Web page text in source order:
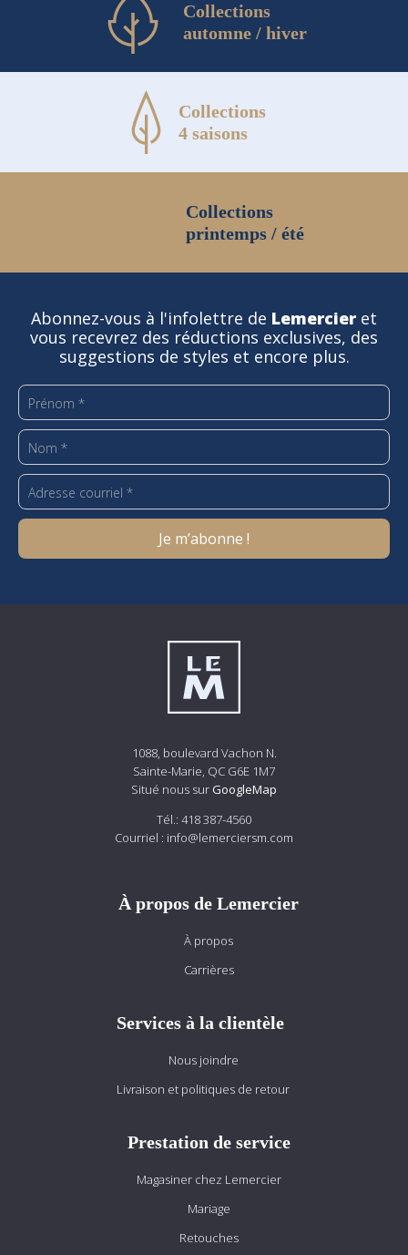
Collections
automne / hiver
Collections
4 saisons
Collections
printemps / été
Abonnez-vous à l'infolettre de Lemercier et
vous recevrez des réductions exclusives, des
suggestions de styles et encore plus.
1088, boulevard Vachon N.
Sainte-Marie, QC G6E 1M7
Situé nous sur GoogleMap
Tél.: 418 387-4560
Courriel : info@lemerciersm.com
À propos de Lemercier
À propos
Carrières
Services à la clientèle
Nous joindre
Livraison et politiques de retour
Prestation de service
Magasiner chez Lemercier
Mariage
Retouches